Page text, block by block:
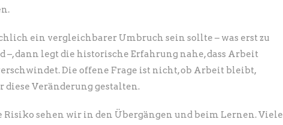
ein vergleichbarer Umbruch sein sollte – was erst zu
–, dann legt die historische Erfahrung nahe, dass Arbeit
Die offene Frage ist nicht, ob Arbeit bleibt,
diese Veränderung gestalten.
Risiko sehen wir in den Übergängen und beim Lernen. Viele